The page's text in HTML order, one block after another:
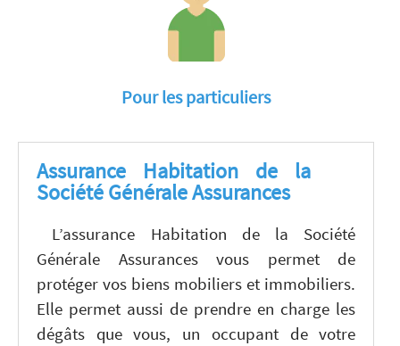
Pour les particuliers
Assurance Habitation de la
Société Générale Assurances
L’assurance Habitation de la Société
Générale Assurances vous permet de
protéger vos biens mobiliers et immobiliers.
Elle permet aussi de prendre en charge les
dégâts que vous, un occupant de votre